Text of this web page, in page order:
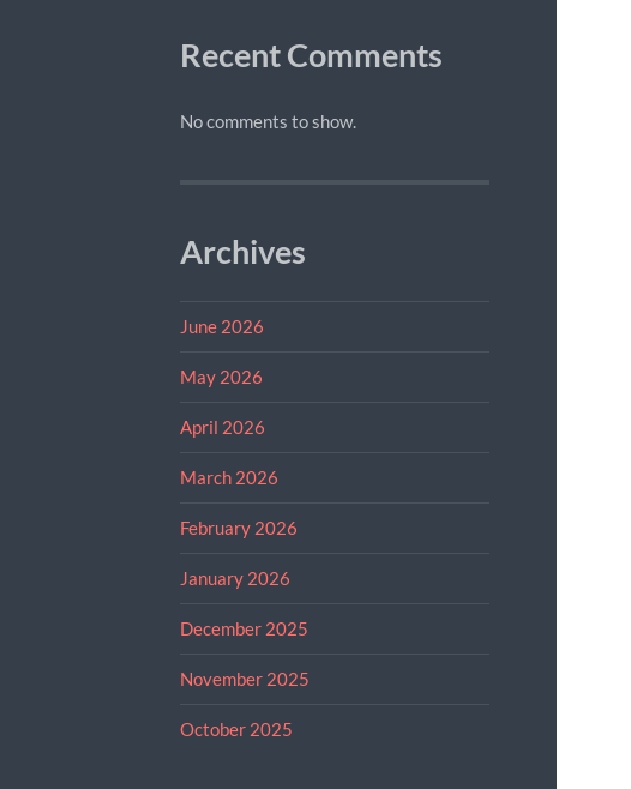
Recent Comments
No comments to show.
Archives
June 2026
May 2026
April 2026
March 2026
February 2026
January 2026
December 2025
November 2025
October 2025